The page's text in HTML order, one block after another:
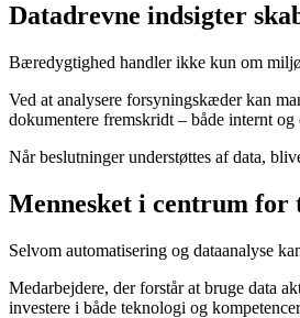
Datadrevne indsigter
Bæredygtighed handler ikke kun om
Ved at analysere forsyningskæder kan
dokumentere fremskridt – både internt
Når beslutninger understøttes af data,
Mennesket i centrum for
Selvom automatisering og dataanalyse
Medarbejdere, der forstår at bruge data
investere i både teknologi og